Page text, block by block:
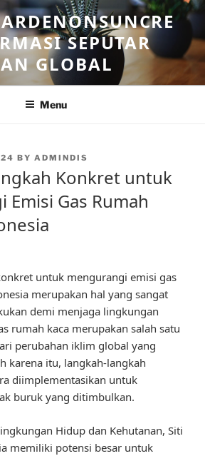
SEPUTAR
GLOBAL
Menu
BY ADMINDIS
Konkret untuk
Gas Rumah
untuk mengurangi emisi gas
merupakan hal yang sangat
demi menjaga lingkungan
rumah kaca merupakan salah satu
perubahan iklim global yang
karena itu, langkah-langkah
diimplementasikan untuk
buruk yang ditimbulkan.
Hidup dan Kehutanan, Siti
memiliki potensi besar untuk